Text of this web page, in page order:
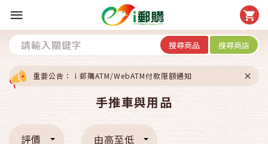
搜尋商品 搜尋商店
重要公告：ｉ郵購ATM/WebATM付款限額通知
手推車與用品
評價 由高至低